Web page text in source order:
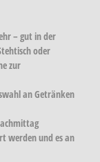
– gut in der
oder
zur
an Getränken
werden und es an